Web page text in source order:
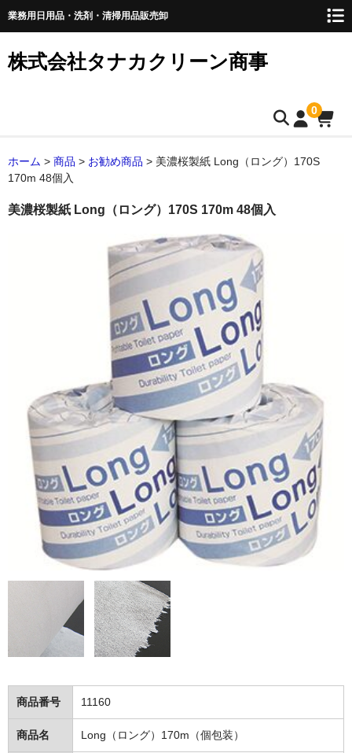
業務用日用品・洗剤・清掃用品販売卸
株式会社タナカクリーン商事
0
トップページ
ティッシュペーパー
ペーパータオル
トイレットペーパー
ポリ袋・調理小物
ポリ袋
レジ袋・チャック袋等
たわし・スポンジ
ラップ・ホイル
紙コップ
アルミカップ・割箸
洗剤（家庭用～業務用）
食器用洗剤
台所用洗剤
住居用洗剤
ホーム > 商品 > お勧め商品 > 美濃桜製紙 Long（ロング）170S
170m 48個入
美濃桜製紙 Long（ロング）170S 170m 48個入
商品番号 11160
商品名 Long（ロング）170m（個包装）